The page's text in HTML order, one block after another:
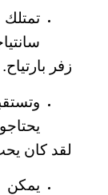
زفر بارتياح.
لقد كان